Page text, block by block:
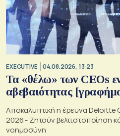
EXECUTIVE 04.08.2026, 13:23
Τα «θέλω» των CEOs
αβεβαιότητας
Αποκαλυπτική η έρευνα Deloitte
2026 - Ζητούν βελτιστοποίηση
νοημοσύνη